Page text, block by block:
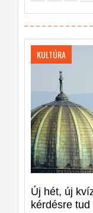
KULTÚRA
Új hét, új
kérdésre